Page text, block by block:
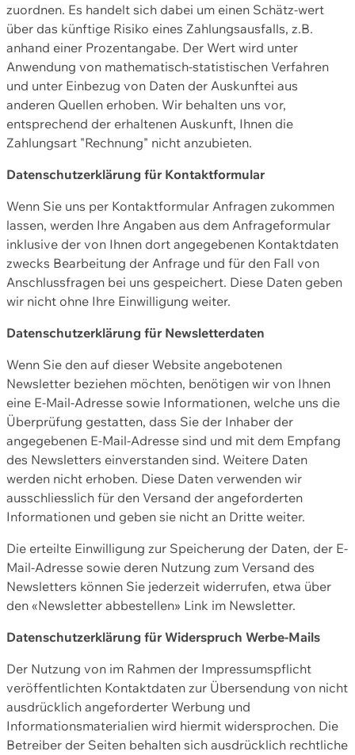
zuordnen. Es handelt sich dabei um einen Schätz-wert
über das künftige Risiko eines Zahlungsausfalls, z.B.
anhand einer Prozentangabe. Der Wert wird unter
Anwendung von mathematisch-statistischen Verfahren
und unter Einbezug von Daten der Auskunftei aus
anderen Quellen erhoben. Wir behalten uns vor,
entsprechend der erhaltenen Auskunft, Ihnen die
Zahlungsart "Rechnung" nicht anzubieten.
Datenschutzerklärung für Kontaktformular
Wenn Sie uns per Kontaktformular Anfragen zukommen
lassen, werden Ihre Angaben aus dem Anfrageformular
inklusive der von Ihnen dort angegebenen Kontaktdaten
zwecks Bearbeitung der Anfrage und für den Fall von
Anschlussfragen bei uns gespeichert. Diese Daten geben
wir nicht ohne Ihre Einwilligung weiter.
Datenschutzerklärung für Newsletterdaten
Wenn Sie den auf dieser Website angebotenen
Newsletter beziehen möchten, benötigen wir von Ihnen
eine E-Mail-Adresse sowie Informationen, welche uns die
Überprüfung gestatten, dass Sie der Inhaber der
angegebenen E-Mail-Adresse sind und mit dem Empfang
des Newsletters einverstanden sind. Weitere Daten
werden nicht erhoben. Diese Daten verwenden wir
ausschliesslich für den Versand der angeforderten
Informationen und geben sie nicht an Dritte weiter.
Die erteilte Einwilligung zur Speicherung der Daten, der E-
Mail-Adresse sowie deren Nutzung zum Versand des
Newsletters können Sie jederzeit widerrufen, etwa über
den «Newsletter abbestellen» Link im Newsletter.
Datenschutzerklärung für Widerspruch Werbe-Mails
Der Nutzung von im Rahmen der Impressumspflicht
veröffentlichten Kontaktdaten zur Übersendung von nicht
ausdrücklich angeforderter Werbung und
Informationsmaterialien wird hiermit widersprochen. Die
Betreiber der Seiten behalten sich ausdrücklich rechtliche